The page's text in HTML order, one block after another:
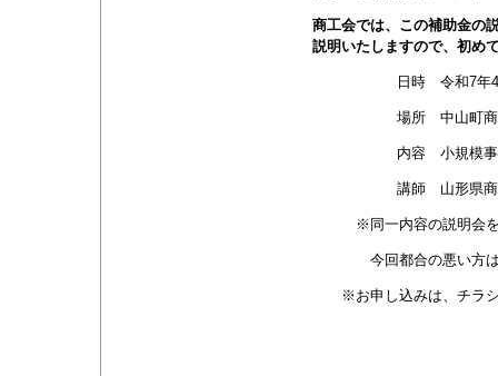
商工会では、この補助金の
説明いたしますので、初め
日時 令和7年
場所 中山町
内容 小規模事
講師 山形県
※同一内容の説明会を4/
今回都合の悪い方はそ
※お申し込みは、チラシ